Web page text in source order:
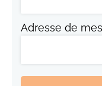
Adresse de